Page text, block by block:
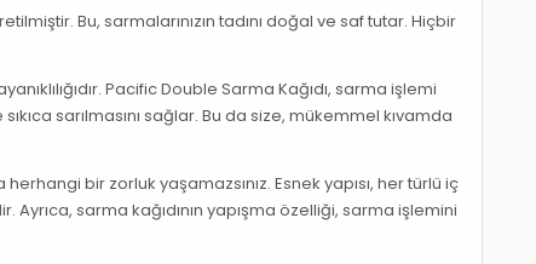
Bu, sarmalarınızın tadını doğal ve saf tutar. Hiçbir
Pacific Double Sarma Kağıdı, sarma işlemi
sarılmasını sağlar. Bu da size, mükemmel kıvamda
bir zorluk yaşamazsınız. Esnek yapısı, her türlü iç
sarma kağıdının yapışma özelliği, sarma işlemini